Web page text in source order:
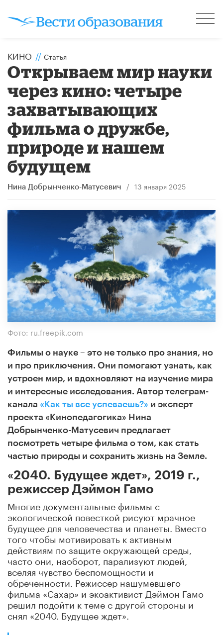
КИНО // Статья
Открываем мир науки
через кино: четыре
захватывающих
фильма о дружбе,
природе и нашем
будущем
Нина Добрынченко-Матусевич / 13 января 2025
Фото: ru.freepik.com
Фильмы о науке – это не только про знания, но
и про приключения. Они помогают узнать, как
устроен мир, и вдохновляют на изучение мира
и интересные исследования. Автор телеграм-
канала «Как ты все успеваешь?» и эксперт
проекта «Кинопедагогика» Нина
Добрынченко-Матусевич предлагает
посмотреть четыре фильма о том, как стать
частью природы и сохранить жизнь на Земле.
«2040. Будущее ждет», 2019 г.,
режиссер Дэймон Гамо
Многие документальные фильмы с
экологической повесткой рисуют мрачное
будущее для человечества и планеты. Вместо
того чтобы мотивировать к активным
действиям по защите окружающей среды,
часто они, наоборот, парализуют людей,
вселяя чувство беспомощности и
обреченности. Режиссер нашумевшего
фильма «Сахар» и экоактивист Дэймон Гамо
решил подойти к теме с другой стороны и
снял «2040. Будущее ждет».